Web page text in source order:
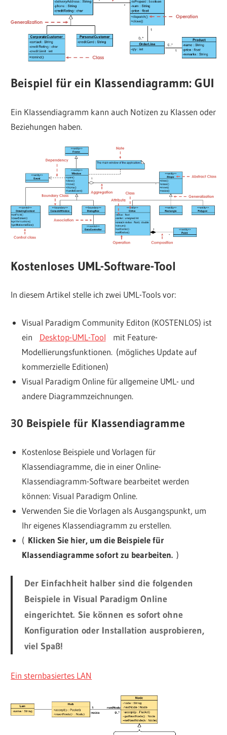
Beispiel für ein Klassendiagramm: GUI
Ein Klassendiagramm kann auch Notizen zu Klassen oder
Beziehungen haben.
Kostenloses UML-Software-Tool
In diesem Artikel stelle ich zwei UML-Tools vor:
Visual Paradigm Community Editon (KOSTENLOS) ist
ein Desktop-UML-Tool mit Feature-
Modellierungsfunktionen. (mögliches Update auf
kommerzielle Editionen)
Visual Paradigm Online für allgemeine UML- und
andere Diagrammzeichnungen.
30 Beispiele für Klassendiagramme
Kostenlose Beispiele und Vorlagen für
Klassendiagramme, die in einer Online-
Klassendiagramm-Software bearbeitet werden
können: Visual Paradigm Online.
Verwenden Sie die Vorlagen als Ausgangspunkt, um
Ihr eigenes Klassendiagramm zu erstellen.
( Klicken Sie hier, um die Beispiele für
Klassendiagramme sofort zu bearbeiten.)
Der Einfachheit halber sind die folgenden
Beispiele in Visual Paradigm Online
eingerichtet. Sie können es sofort ohne
Konfiguration oder Installation ausprobieren,
viel Spaß!
Ein sternbasiertes LAN